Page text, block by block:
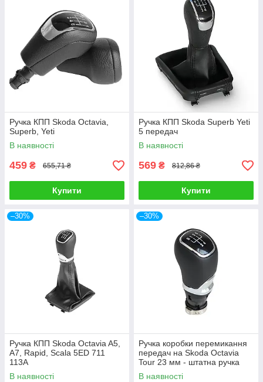
Ручка КПП Skoda Octavia,
Superb, Yeti
В наявності
459 ₴ 655,71 ₴
Купити
Ручка КПП Skoda Superb Yeti
5 передач
В наявності
569 ₴ 812,86 ₴
Купити
–30%
Ручка КПП Skoda Octavia A5,
A7, Rapid, Scala 5ED 711
113A
В наявності
–30%
Ручка коробки перемикання
передач на Skoda Octavia
Tour 23 мм - штатна ручка
КПП
В наявності